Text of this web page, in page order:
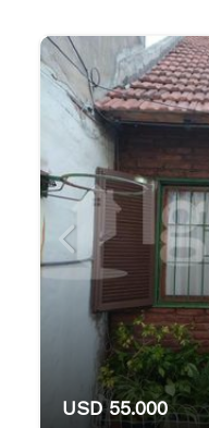
USD 55.000